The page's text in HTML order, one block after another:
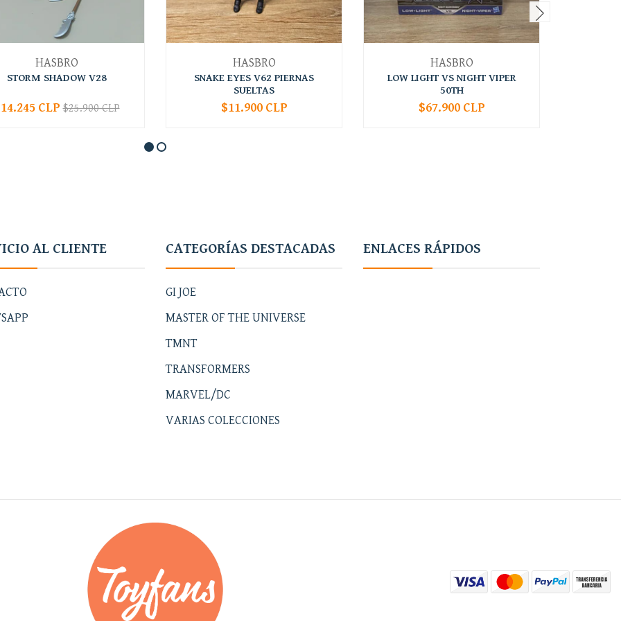
HASBRO
STORM SHADOW V28
+
CLP$25.900 CLP
HASBRO
SNAKE EYES V62 PIERNAS
SUELTAS
+
$11.900 CLP
HASBRO
LOW LIGHT VS NIGHT VIPER
50TH
+
$67.900 CLP
AL CLIENTE CATEGORÍAS DESTACADAS
GI JOE
MASTER OF THE UNIVERSE
TMNT
TRANSFORMERS
MARVEL/DC
VARIAS COLECCIONES
ENLACES RÁPIDOS